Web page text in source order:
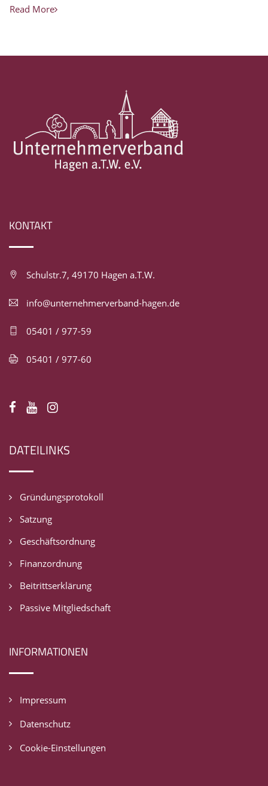
Read More
KONTAKT
Schulstr.7, 49170 Hagen a.T.W.
info@unternehmerverband-hagen.de
05401 / 977-59
05401 / 977-60
DATEILINKS
Gründungsprotokoll
Satzung
Geschäftsordnung
Finanzordnung
Beitrittserklärung
Passive Mitgliedschaft
INFORMATIONEN
Impressum
Datenschutz
Cookie-Einstellungen